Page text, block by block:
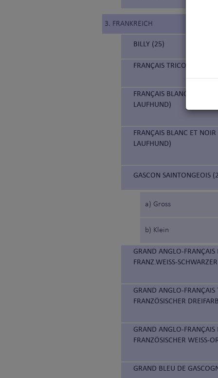
3. FRANKREICH
BILLY (25)
FRANÇAIS TRICOLORE
FRANÇAIS BLANC ET
LAUFHUND)
FRANÇAIS BLANC ET
LAUFHUND)
GASCON SAINTONGEOIS
a) Gross
b) Klein
GRAND ANGLO-
FRANZ.WEISS-
GRAND ANGLO-
FRANZÖSISCHER
GRAND ANGLO-
FRANZÖSISCHER WEISS-
GRAND BLEU DE